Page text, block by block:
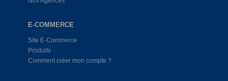
E-COMMERCE
Site E-Commerce
Produits
Comment créer mon compte ?